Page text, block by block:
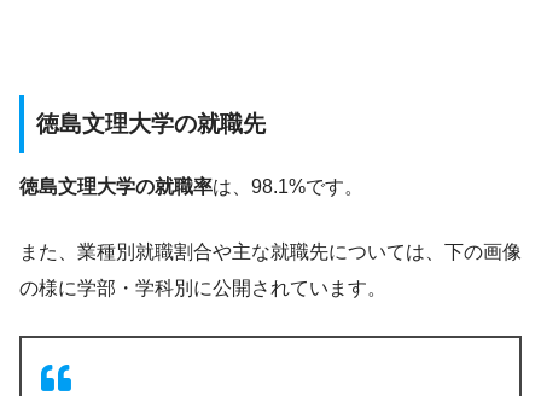
徳島文理大学の就職先
徳島文理大学の就職率は、98.1%です。
また、業種別就職割合や主な就職先については、下の画像
の様に学部・学科別に公開されています。